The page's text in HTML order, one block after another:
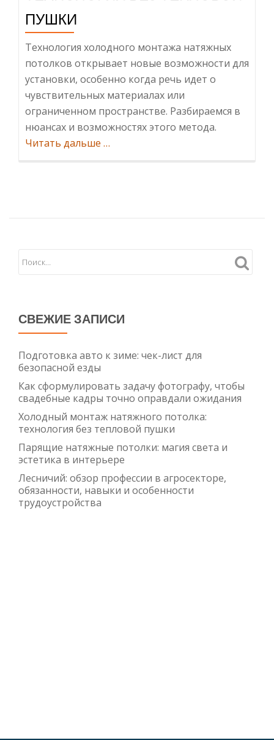
ПУШКИ
Технология холодного монтажа натяжных
потолков открывает новые возможности для
установки, особенно когда речь идет о
чувствительных материалах или
ограниченном пространстве. Разбираемся в
нюансах и возможностях этого метода.
Читать дальше ИнформацияХолодный
без
пушки
…
СВЕЖИЕ ЗАПИСИ
Подготовка авто к зиме: чек-лист для
безопасной езды
Как сформулировать задачу фотографу, чтобы
свадебные кадры точно оправдали ожидания
Холодный монтаж натяжного потолка:
технология без тепловой пушки
Парящие натяжные потолки: магия света и
эстетика в интерьере
Лесничий: обзор профессии в агросекторе,
обязанности, навыки и особенности
трудоустройства